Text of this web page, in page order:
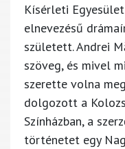
Kísérleti
elnevezésű
született. Andrei
szöveg, és mivel
szerette volna
dolgozott a
Színházban, a
történetet egy